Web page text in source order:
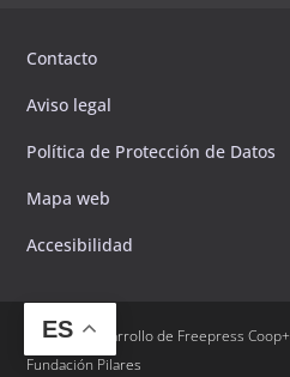
Contacto
Aviso legal
Política de Protección de Datos
Mapa web
Accesibilidad
Diseño y desarrollo de Freepress Coop+
Fundación Pilares
ES